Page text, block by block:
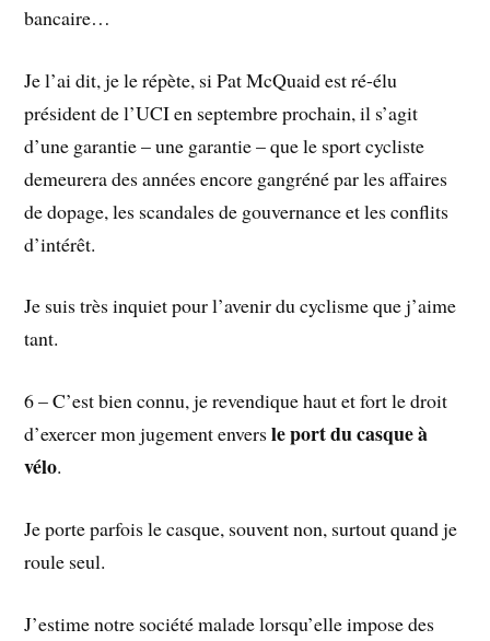
bancaire…
Je l’ai dit, je le répète, si Pat McQuaid est ré-élu
président de l’UCI en septembre prochain, il s’agit
d’une garantie – une garantie – que le sport cycliste
demeurera des années encore gangréné par les affaires
de dopage, les scandales de gouvernance et les conflits
d’intérêt.
Je suis très inquiet pour l’avenir du cyclisme que j’aime
tant.
6 – C’est bien connu, je revendique haut et fort le droit
d’exercer mon jugement enversle port du casque à
vélo.
Je porte parfois le casque, souvent non, surtout quand je
roule seul.
J’estime notre société malade lorsqu’elle impose des